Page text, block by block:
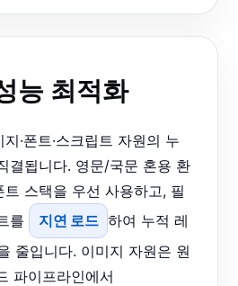
능 최적화
·폰트·스크립트 자원의 누
결됩니다. 영문/국문 혼용 환
스택을 우선 사용하고, 필
를
지연 로드 하여 누적 레
줄입니다. 이미지 자원은 원
파이프라인에서